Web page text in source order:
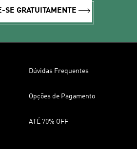
SE GRATUITAMENTE
Dúvidas Frequentes
Opções de Pagamento
ATÉ 70% OFF